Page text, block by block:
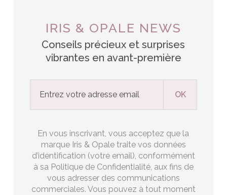
IRIS & OPALE NEWS
Conseils précieux et surprises
vibrantes en avant-première
En vous inscrivant, vous acceptez que la
marque Iris & Opale traite vos données
d’identification (votre email), conformément
à sa Politique de Confidentialité, aux fins de
vous adresser des communications
commerciales. Vous pouvez à tout moment